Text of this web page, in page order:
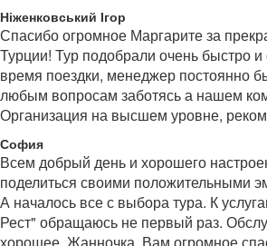
Ніженковський Ігор
Спасибо огромное Маргарите за
Турции! Тур подобрали очень быстро
время поездки, менеджер постоянно
любым вопросам заботясь а нашем
Организация на высшем уровне,
София
Всем добрый день и хорошего
поделиться своими положительными
А началось все с выбора тура. К
Рест" обращаюсь не первый раз.